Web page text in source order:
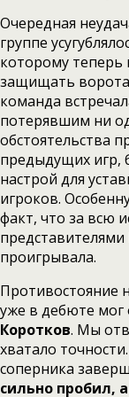
Очередная
группе
которому теперь
защищать
команда
потерявшим ни
обстоятельства
предыдущих игр,
настрой для
игроков.
факт, что за всю
представителями
проигрывала.
Противостояние
уже в дебюте мог
Коротков. Мы
хватало
соперника
сильно пробил,